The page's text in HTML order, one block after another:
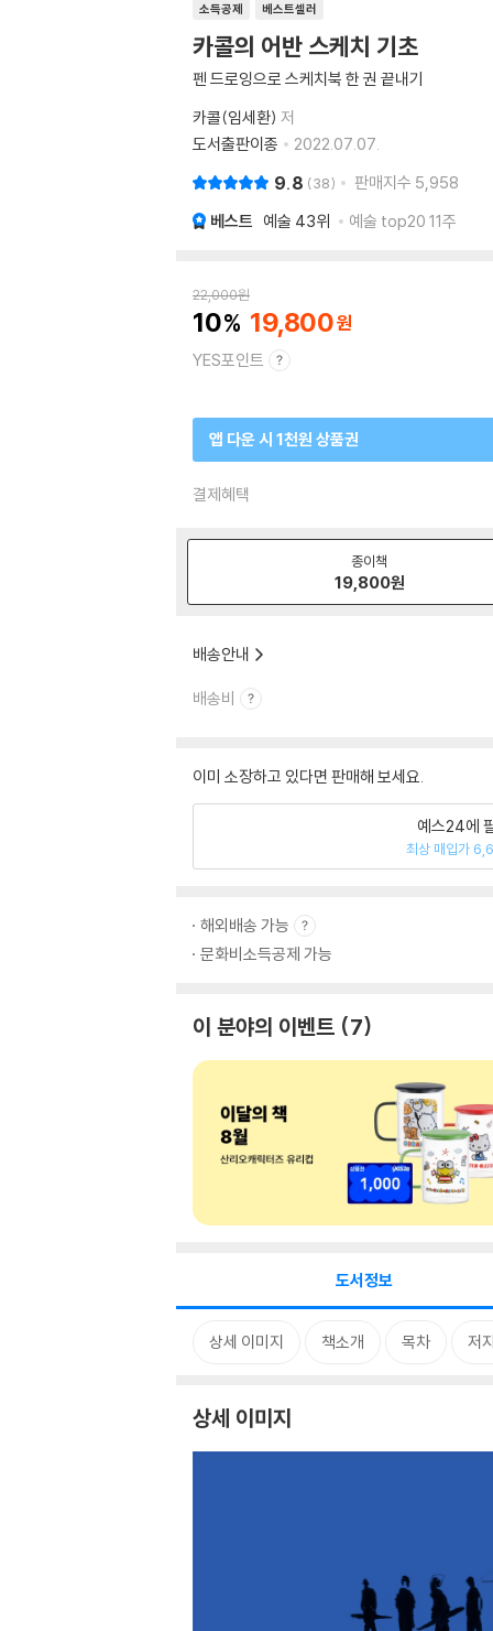
소득공제 베스트셀러
카콜의 어반 스케치 기초
펜 드로잉으로 스케치북 한 권 끝내기
카콜(임세환) 저
도서출판이종
2022.07.07.
9.8 38 판매지수 5,958
베스트 예술 43위 예술 top20 11주
22,000원
10 19,800
YES포인트
앱 다운 시 1천원 상품권
결제혜택
종이책
19,800원
배송안내
배송비
이미 소장하고 있다면 판매해 보세요.
예스24에
최상 매입가
해외배송 가능
문화비소득공제 가능
이 분야의 이벤트 7
도서정보
상세 이미지 책소개 목차 저
상세 이미지